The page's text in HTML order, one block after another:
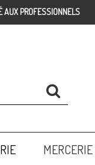
AUX PROFESSIONNELS
MERCERIE